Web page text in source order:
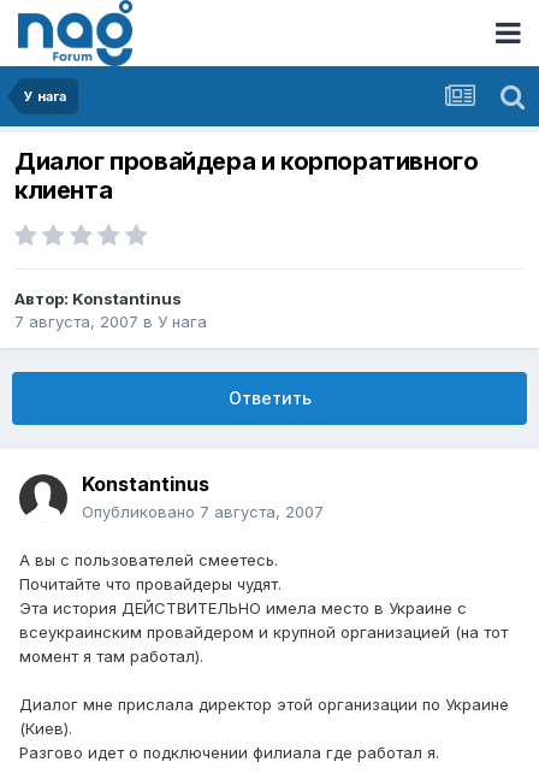
У нага
Диалог провайдера и корпоративного
клиента
Автор: Konstantinus
7 августа, 2007 в У нага
Ответить
Konstantinus
Опубликовано 7 августа, 2007
А вы с пользователей смеетесь.
Почитайте что провайдеры чудят.
Эта история ДЕЙСТВИТЕЛЬНО имела место в Украине с
всеукраинским провайдером и крупной организацией (на тот
момент я там работал).
Диалог мне прислала директор этой организации по Украине
(Киев).
Разгово идет о подключении филиала где работал я.